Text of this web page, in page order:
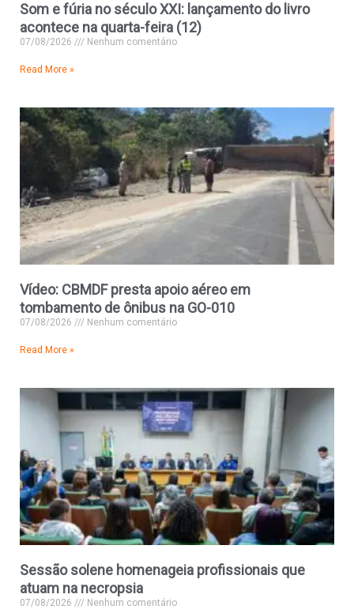
Som e fúria no século XXI: lançamento do livro
acontece na quarta-feira (12)
07/08/2026 Nenhum comentário
Read More »
Vídeo: CBMDF presta apoio aéreo em
tombamento de ônibus na GO-010
07/08/2026 Nenhum comentário
Read More »
Sessão solene homenageia profissionais que
atuam na necropsia
07/08/2026 Nenhum comentário